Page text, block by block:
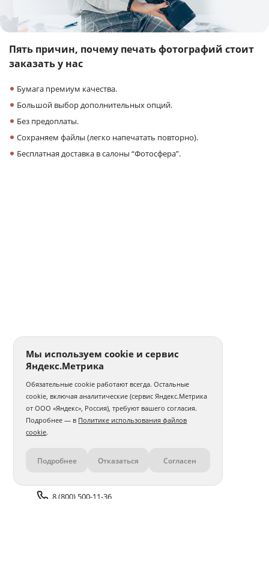
Пять причин, почему печать фотографий стоит
заказать у нас
Бумага премиум качества.
Большой выбор дополнительных опций.
Без предоплаты.
Сохраняем файлы (легко напечатать повторно).
Бесплатная доставка в салоны “Фотосфера”.
Контакты
8 (800) 500-11-36
Мы используем cookie и сервис
Яндекс.Метрика
Обязательные cookie работают всегда. Остальные
cookie, включая аналитические (сервис Яндекс.Метрика
от ООО «Яндекс», Россия), требуют вашего согласия.
Подробнее — в Политике использования файлов
cookie.
Подробнее Отказаться Согласен